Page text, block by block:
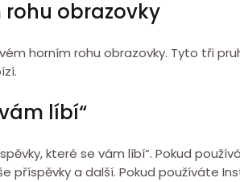
rohu obrazovky
horním rohu obrazovky. Tyto tři
líbí“
které se vám líbí“. Pokud
příspěvky a další. Pokud používáte